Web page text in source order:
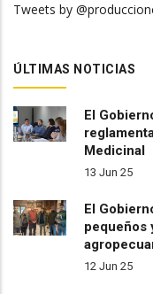
Tweets by
ÚLTIMAS NOTICIAS
El
Medicinal
13 Jun 25
El
pequeños
12 Jun 25